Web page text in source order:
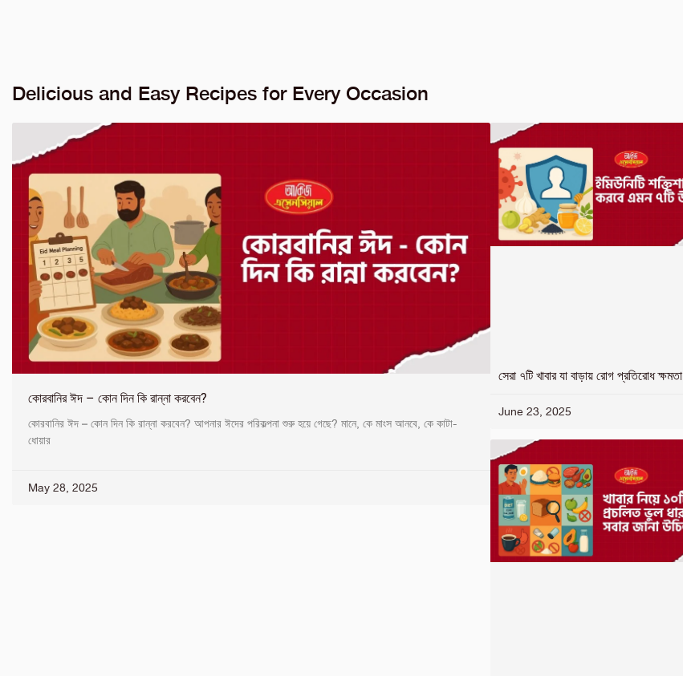
Delicious and Easy Recipes for Every Occasion
কোরবানির ঈদ – কোন দিন কি রান্না করবেন?
কোরবানির ঈদ – কোন দিন কি রান্না করবেন? আপনার ঈদের পরিকল্পনা শুরু হয়ে গেছে? মানে, কে মাংস আনবে, কে কাটা-
ধোয়ার
May 28, 2025
সেরা ৭টি খাবার যা বাড়ায় রোগ প্রতিরোধ ক্ষমতা
June 23, 2025